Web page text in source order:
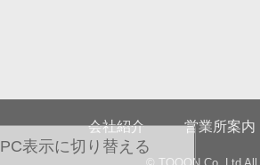
会社紹介 営業所案内
PC表示に切り替える